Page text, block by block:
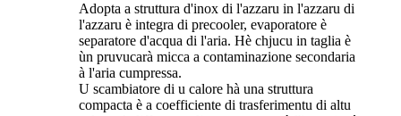
Adopta a struttura d'inox di l'azzaru in l'azzaru di
l'azzaru è integra di precooler, evaporatore è
separatore d'acqua di l'aria. Hè chjucu in taglia è
ùn pruvucarà micca a contaminazione secondaria
à l'aria cumpressa.
U scambiatore di u calore hà una struttura
compacta è a coefficiente di trasferimentu di altu